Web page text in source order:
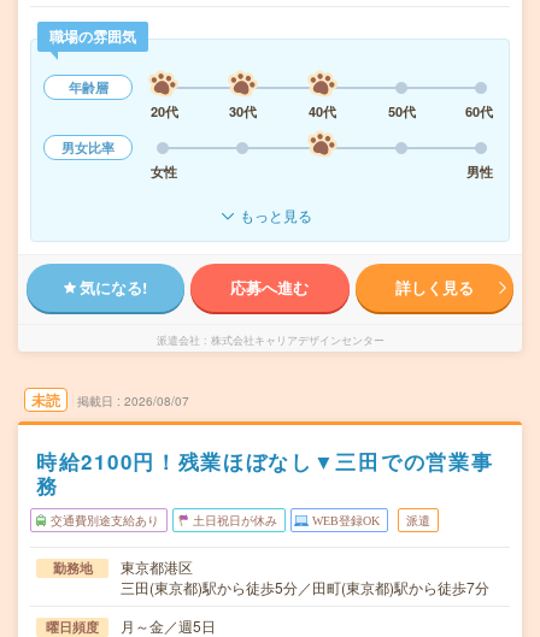
職場の雰囲気
年齢層
20代
30代 40代 50代
60代
男女比率
女性
男性
もっと見る
気になる! 応募へ進む 詳しく見る
派遣会社 株式会社キャリアデザインセンター
未読 掲載日 2026/08/07
時給2100円！残業ほぼなし▼三田での営業事
務
交通費別途支給あり 土日祝日が休み WEB登録OK 派遣
勤務地
東京都港区
三田(東京都)駅から徒歩5分／田町(東京都)駅から徒歩7分
曜日頻度 月～金／週5日